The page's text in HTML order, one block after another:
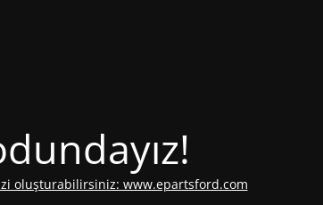
oluşturabilirsiniz: www.epartsford.com